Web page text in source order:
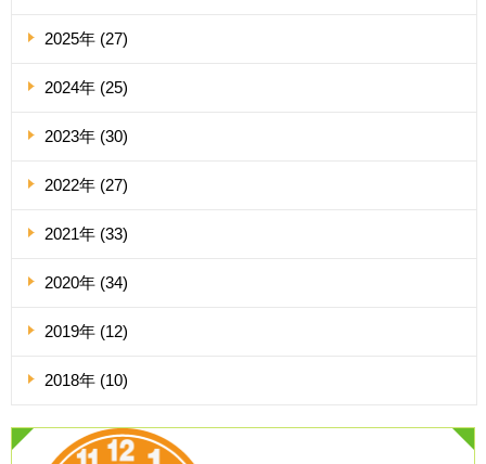
2025年 (27)
2024年 (25)
2023年 (30)
2022年 (27)
2021年 (33)
2020年 (34)
2019年 (12)
2018年 (10)